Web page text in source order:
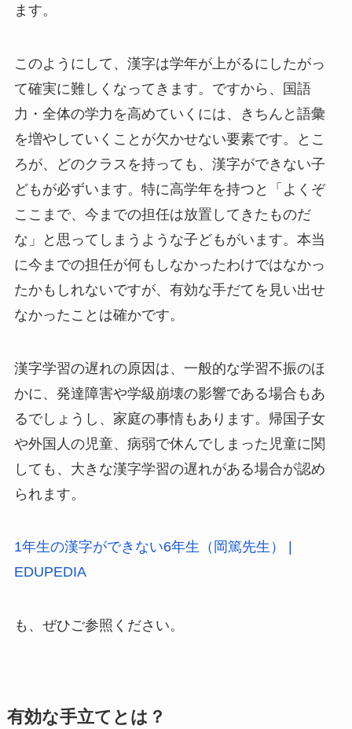
ます。
このようにして、漢字は学年が上がるにしたがっ
て確実に難しくなってきます。ですから、国語
力・全体の学力を高めていくには、きちんと語彙
を増やしていくことが欠かせない要素です。とこ
ろが、どのクラスを持っても、漢字ができない子
どもが必ずいます。特に高学年を持つと「よくぞ
ここまで、今までの担任は放置してきたものだ
な」と思ってしまうような子どもがいます。本当
に今までの担任が何もしなかったわけではなかっ
たかもしれないですが、有効な手だてを見い出せ
なかったことは確かです。
漢字学習の遅れの原因は、一般的な学習不振のほ
かに、発達障害や学級崩壊の影響である場合もあ
るでしょうし、家庭の事情もあります。帰国子女
や外国人の児童、病弱で休んでしまった児童に関
しても、大きな漢字学習の遅れがある場合が認め
られます。
1年生の漢字ができない6年生（岡篤先生） |
EDUPEDIA
も、ぜひご参照ください。
有効な手立てとは？